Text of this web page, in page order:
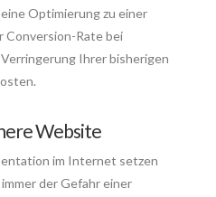
Optimierung zu einer
Conversion-Rate bei
Ihrer bisherigen
Website
im Internet setzen
der Gefahr einer